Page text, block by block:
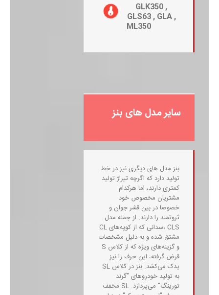
GLK350 ,
GLS63 , GLA ,
ML350
سایر مدل های بنز
بنز مدل های دیگری نیز در خط
تولید دارد که اگرچه تیراژ تولید
کمتری دارند، اما هرکدام
مشتریان مخصوص خود
خصوصا در بین قشر جوان و
ثروتمند را دارند. از جمله مدل
CLS ،سدانی که از کوپه‌های CL
مشتق شده و به دلیل مشخصات
و گزینه‌های ویژه که از کلاس S
قرض گرفته، این حرف را نیز
یدک ‌می‌کشد. بنز در کلاس SL
به تولید خودروهای "گرند
تورینگ" می‌پردازد. SL مخفف